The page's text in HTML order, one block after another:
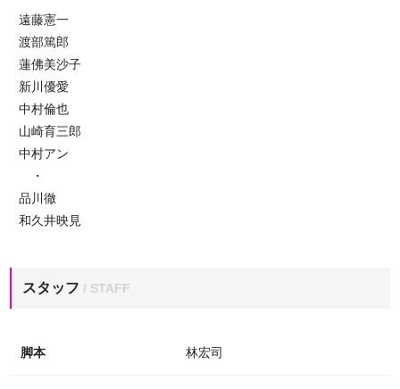
遠藤憲一
渡部篤郎
蓮佛美沙子
新川優愛
中村倫也
山崎育三郎
中村アン
・
品川徹
和久井映見
スタッフ / STAFF
脚本 林宏司